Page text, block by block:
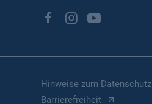
Hinweise zum Datenschutz
Barrierefreiheit